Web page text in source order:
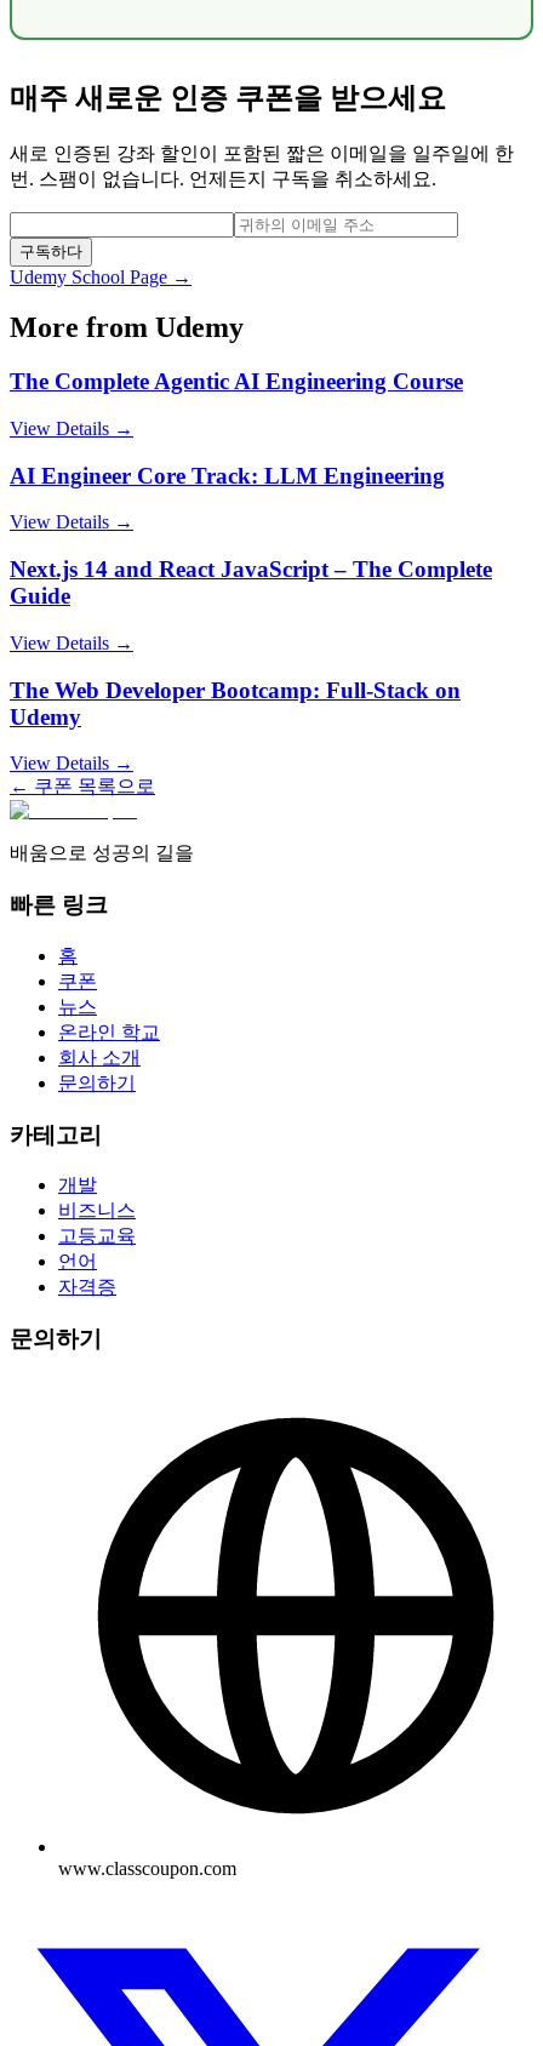
매주 새로운 인증 쿠폰을 받으세요
새로 인증된 강좌 할인이 포함된 짧은 이메일을 일주일에 한
번. 스팸이 없습니다. 언제든지 구독을 취소하세요.
구독하다
Udemy School Page →
More from Udemy
The Complete Agentic AI Engineering Course
View Details →
AI Engineer Core Track: LLM Engineering
View Details →
Next.js 14 and React JavaScript – The Complete
Guide
View Details →
The Web Developer Bootcamp: Full-Stack on
Udemy
View Details →
← 쿠폰 목록으로
배움으로 성공의 길을
빠른 링크
홈
쿠폰
뉴스
온라인 학교
회사 소개
문의하기
카테고리
개발
비즈니스
고등교육
언어
자격증
문의하기
www.classcoupon.com